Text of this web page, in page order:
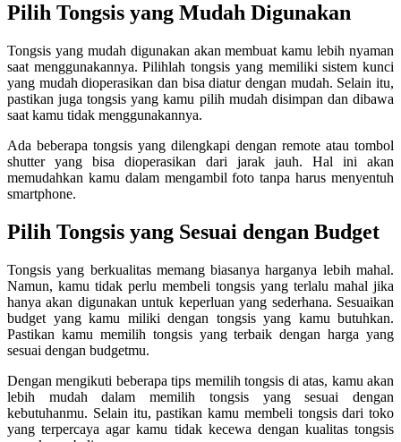
Pilih Tongsis yang Mudah Digunakan
Tongsis yang mudah digunakan akan membuat kamu lebih nyaman
saat menggunakannya. Pilihlah tongsis yang memiliki sistem kunci
yang mudah dioperasikan dan bisa diatur dengan mudah. Selain itu,
pastikan juga tongsis yang kamu pilih mudah disimpan dan dibawa
saat kamu tidak menggunakannya.
Ada beberapa tongsis yang dilengkapi dengan remote atau tombol
shutter yang bisa dioperasikan dari jarak jauh. Hal ini akan
memudahkan kamu dalam mengambil foto tanpa harus menyentuh
smartphone.
Pilih Tongsis yang Sesuai dengan Budget
Tongsis yang berkualitas memang biasanya harganya lebih mahal.
Namun, kamu tidak perlu membeli tongsis yang terlalu mahal jika
hanya akan digunakan untuk keperluan yang sederhana. Sesuaikan
budget yang kamu miliki dengan tongsis yang kamu butuhkan.
Pastikan kamu memilih tongsis yang terbaik dengan harga yang
sesuai dengan budgetmu.
Dengan mengikuti beberapa tips memilih tongsis di atas, kamu akan
lebih mudah dalam memilih tongsis yang sesuai dengan
kebutuhanmu. Selain itu, pastikan kamu membeli tongsis dari toko
yang terpercaya agar kamu tidak kecewa dengan kualitas tongsis